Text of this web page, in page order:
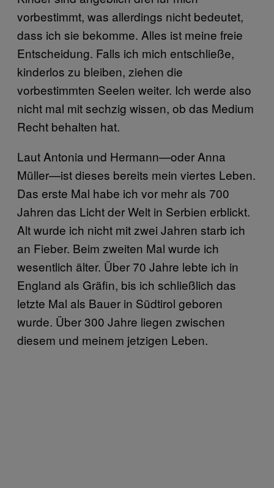
vorbestimmt, was allerdings nicht bedeutet,
dass ich sie bekomme. Alles ist meine freie
Entscheidung. Falls ich mich entschließe,
kinderlos zu bleiben, ziehen die
vorbestimmten Seelen weiter. Ich werde also
nicht mal mit sechzig wissen, ob das Medium
Recht behalten hat.
Laut Antonia und Hermann—oder Anna
Müller—ist dieses bereits mein viertes Leben.
Das erste Mal habe ich vor mehr als 700
Jahren das Licht der Welt in Serbien erblickt.
Alt wurde ich nicht mit zwei Jahren starb ich
an Fieber. Beim zweiten Mal wurde ich
wesentlich älter. Über 70 Jahre lebte ich in
England als Gräfin, bis ich schließlich das
letzte Mal als Bauer in Südtirol geboren
wurde. Über 300 Jahre liegen zwischen
diesem und meinem jetzigen Leben.